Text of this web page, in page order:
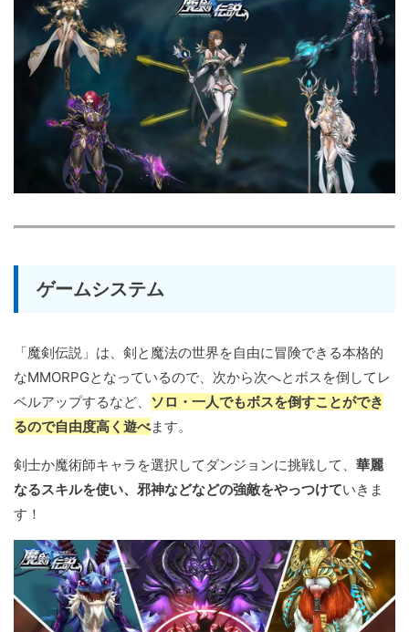
ゲームシステム
「魔剣伝説」は、剣と魔法の世界を自由に冒険できる本格的
なMMORPGとなっているので、次から次へとボスを倒してレ
ベルアップするなど、
ソロ・一人でもボスを倒すことができ
るので自由度高く遊べます。
剣士か魔術師キャラを選択してダンジョンに挑戦して、 華麗
なるスキルを使い、邪神などなどの強敵をやっつけていきま
す！